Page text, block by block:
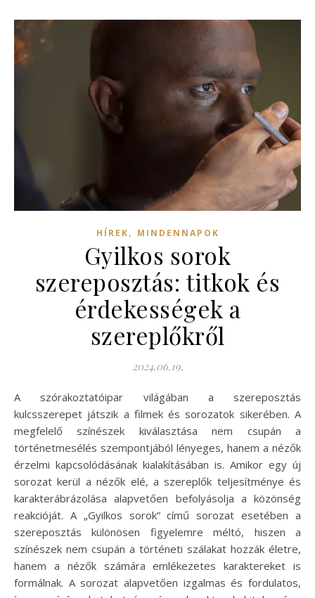
HÍREK, MINDENNAPOK
Gyilkos sorok
szereposztás: titkok és
érdekességek a
szereplőkről
2024.06.19.
A szórakoztatóipar világában a szereposztás
kulcsszerepet játszik a filmek és sorozatok sikerében. A
megfelelő színészek kiválasztása nem csupán a
történetmesélés szempontjából lényeges, hanem a nézők
érzelmi kapcsolódásának kialakításában is. Amikor egy új
sorozat kerül a nézők elé, a szereplők teljesítménye és
karakterábrázolása alapvetően befolyásolja a közönség
reakcióját. A „Gyilkos sorok” című sorozat esetében a
szereposztás különösen figyelemre méltó, hiszen a
színészek nem csupán a történeti szálakat hozzák életre,
hanem a nézők számára emlékezetes karaktereket is
formálnak. A sorozat alapvetően izgalmas és fordulatos,